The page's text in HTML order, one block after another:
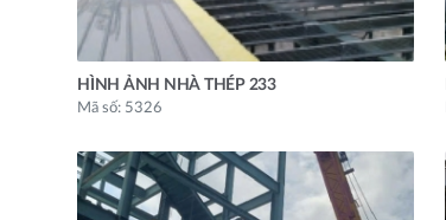
HÌNH ẢNH NHÀ THÉP 233
Mã số: 5326